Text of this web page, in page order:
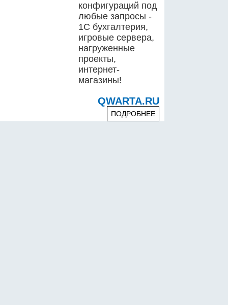
конфигураций под
любые запросы -
1С бухгалтерия,
игровые сервера,
нагруженные
проекты,
интернет-
магазины!
QWARTA.RU
ПОДРОБНЕЕ